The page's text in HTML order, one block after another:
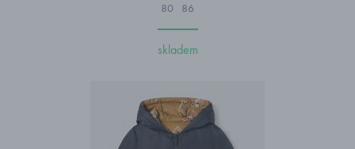
80 86
skladem